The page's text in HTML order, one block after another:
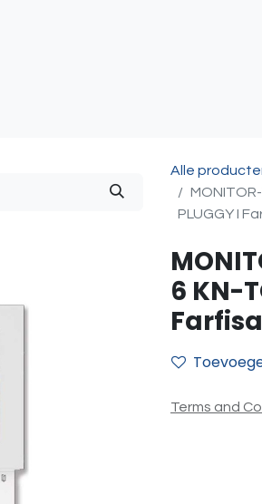
Alle
PLUGGY I
6 KN-
Farfisa
Terms and